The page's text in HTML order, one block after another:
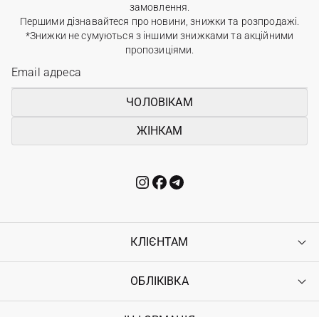
замовлення.
Першими дізнавайтеся про новини, знижки та розпродажі.
*Знижки не сумуються з іншими знижками та акційними
пропозиціями.
ЧОЛОВІКАМ
ЖІНКАМ
КЛІЄНТАМ
Контакти
ОБЛІКІВКА